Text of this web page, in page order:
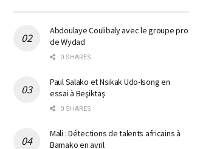
Abdoulaye Coulibaly avec le groupe pro
de Wydad
0 SHARES
Paul Salako et Nsikak Udo-Isong en
essai à Beşiktaş
0 SHARES
Mali : Détections de talents africains à
Bamako en avril